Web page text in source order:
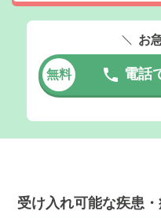
お
無料 電話
受け入れ可能な疾患